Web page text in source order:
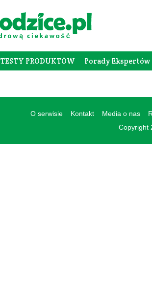
TESTY PRODUKTÓW Porady Ekspertów
O serwisie Kontakt Media o nas
Copyright